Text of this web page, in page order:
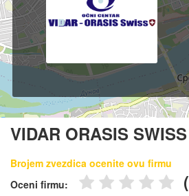
VIDAR ORASIS SWISS
Brojem zvezdica ocenite ovu firmu
Oceni firmu:
(